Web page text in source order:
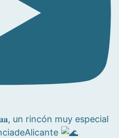
un rincón muy especial